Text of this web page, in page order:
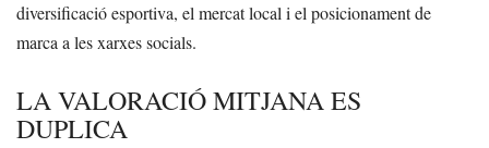
diversificació esportiva, el mercat local i el posicionament de
marca a les xarxes socials.
LA VALORACIÓ MITJANA ES
DUPLICA